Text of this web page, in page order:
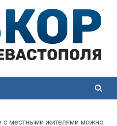
с местными жителями можно